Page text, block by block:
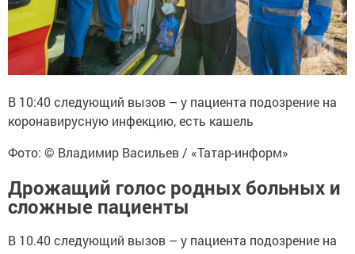
В 10:40 следующий вызов – у пациента подозрение на
коронавирусную инфекцию, есть кашель
Фото: © Владимир Васильев / «Татар-информ»
Дрожащий голос родных больных и
сложные пациенты
В 10.40 следующий вызов – у пациента подозрение на